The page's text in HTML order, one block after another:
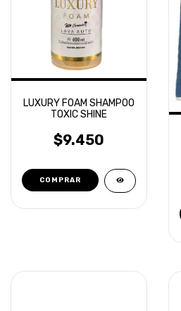
LUXURY FOAM SHAMPOO
TOXIC SHINE
$9.450